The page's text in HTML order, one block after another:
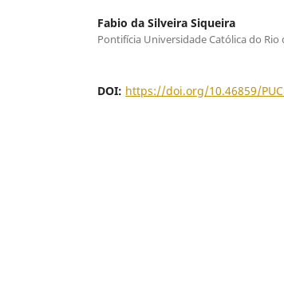
Fabio da Silveira Siqueira
Pontifícia Universidade Católica do Rio
DOI: https://doi.org/10.46859/